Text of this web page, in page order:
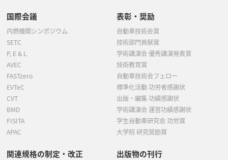
国際会議
内燃機関シンポジウム
SETC
P, E & L
AVEC
FASTzero
EVTeC
CVT
BMD
FISITA
APAC
表彰・奨励
自動車技術会賞
技術部門貢献賞
学術講演会 優秀講演発表賞
技術教育賞
自動車技術会フェロー
標準化活動 功労者感謝状
出版・編集 功績感謝状
学術講演会 運営功績感謝状
学生自動車研究会 功労賞
大学院 研究奨励賞
関連規格の制定・改正 出版物の刊行